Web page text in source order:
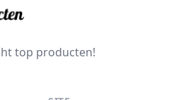
top producten!